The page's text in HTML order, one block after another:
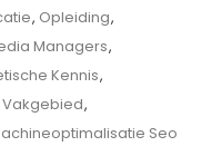
In
De
Moderne
Samenleving
, Opleiding,
Managers,
Kennis,
Vakgebied,
Seo